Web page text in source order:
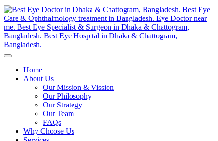
Home
About Us
Our Mission & Vission
Our Philosophy
Our Strategy
Our Team
FAQs
Why Choose Us